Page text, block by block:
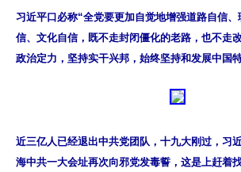
习近平口必称“全党要更加自觉地增强道路自信、
信、文化自信，既不走封闭僵化的老路，也不走
政治定力，坚持实干兴邦，始终坚持和发展中国
近三亿人已经退出中共党团队，十九大刚过，习
海中共一大会址再次向邪党发毒誓，这是上赶着